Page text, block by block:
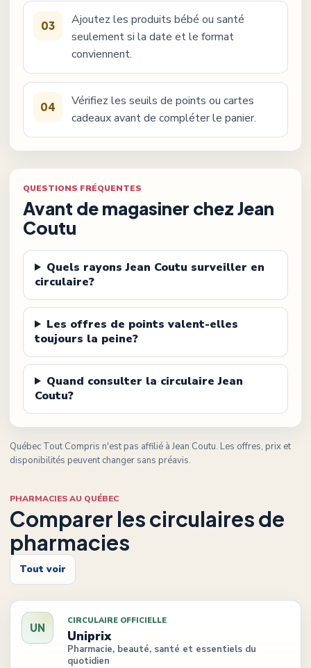
03
Ajoutez les produits bébé ou santé
seulement si la date et le format
conviennent.
04
Vérifiez les seuils de points ou cartes
cadeaux avant de compléter le panier.
QUESTIONS FRÉQUENTES
Avant de magasiner chezJean
Coutu
Quels rayons Jean Coutu surveiller en
circulaire?
Les offres de points valent-elles
toujours la peine?
Quand consulter la circulaire Jean
Coutu?
Québec Tout Compris n'est pas affilié àJean Coutu. Les offres, prix et
disponibilités peuvent changer sans préavis.
PHARMACIES AU QUÉBEC
Comparer les circulaires de
pharmacies
Tout voir
UN CIRCULAIRE OFFICIELLE
Uniprix
Pharmacie, beauté, santé et essentiels du
quotidien